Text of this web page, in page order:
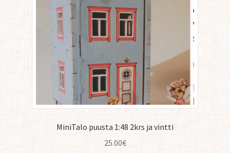
MiniTalo puusta 1:48 2krs ja vintti
25.00€